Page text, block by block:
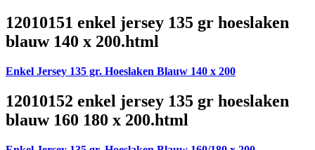
12010151 enkel jersey 135 gr hoeslaken
blauw 140 x 200.html
Enkel Jersey 135 gr. Hoeslaken Blauw 140 x 200
12010152 enkel jersey 135 gr hoeslaken
blauw 160 180 x 200.html